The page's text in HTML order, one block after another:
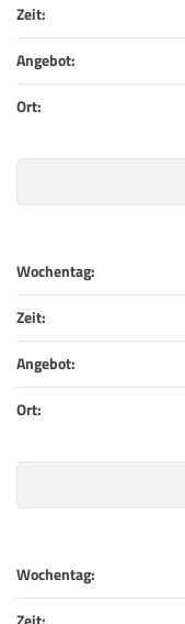
Zeit:
Angebot:
Ort:
Wochentag:
Zeit:
Angebot:
Ort:
Wochentag: